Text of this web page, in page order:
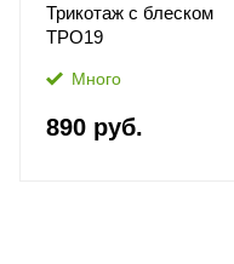
Трикотаж с блеском
ТРО19
Много
890 руб.